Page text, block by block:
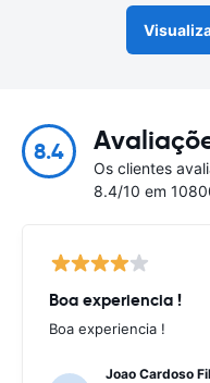
8.4
Os clientes
8.4/10 em
Boa experiencia !
Boa experiencia !
Joao Cardoso